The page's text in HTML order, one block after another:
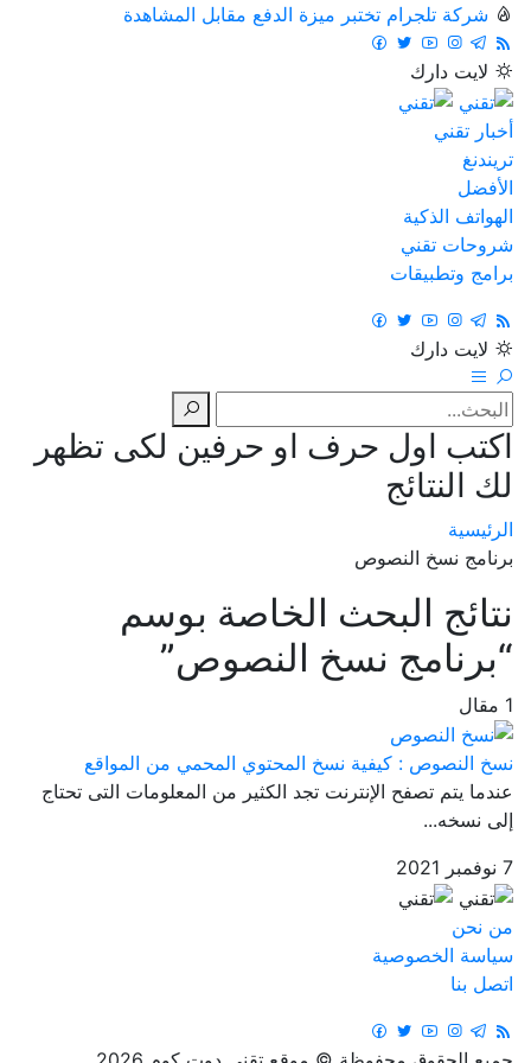
شركة تلجرام تختبر ميزة الدفع مقابل المشاهدة
لايت دارك
أخبار تقني
تريندنغ
الأفضل
الهواتف الذكية
شروحات تقني
برامج وتطبيقات
لايت دارك
اكتب اول حرف او حرفين لكى تظهر
لك النتائج
الرئيسية
برنامج نسخ النصوص
نتائج البحث الخاصة بوسم
“برنامج نسخ النصوص”
1 مقال
نسخ النصوص : كيفية نسخ المحتوي المحمي من المواقع
عندما يتم تصفح الإنترنت تجد الكثير من المعلومات التى تحتاج
إلى نسخه...
7 نوفمبر 2021
من نحن
سياسة الخصوصية
اتصل بنا